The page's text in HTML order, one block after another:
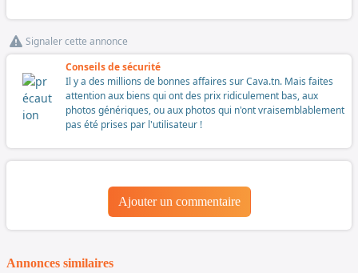
Signaler cette annonce
Conseils de sécurité
Il y a des millions de bonnes affaires sur Cava.tn. Mais faites
attention aux biens qui ont des prix ridiculement bas, aux
photos génériques, ou aux photos qui n'ont vraisemblablement
pas été prises par l'utilisateur !
Ajouter un commentaire
Annonces similaires